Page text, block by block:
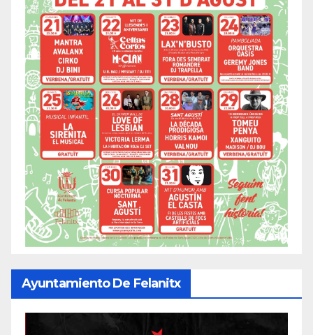
Ayuntamiento De Felanitx